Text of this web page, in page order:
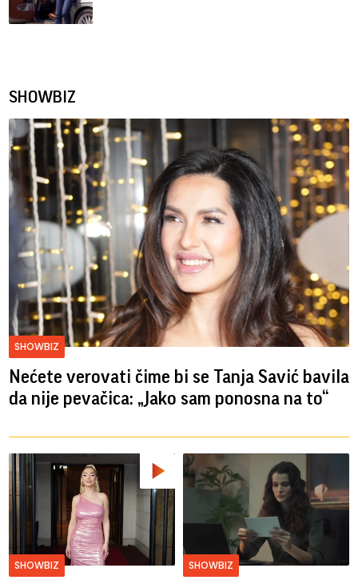
SHOWBIZ
SHOWBIZ
Nećete verovati čime bi se Tanja Savić bavila
da nije pevačica: „Jako sam ponosna na to“
SHOWBIZ SHOWBIZ